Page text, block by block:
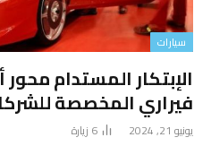
سيارات
الإبتكار المستدام
فيراري المخصصة
يونيو 21, 2024 6 زيارة